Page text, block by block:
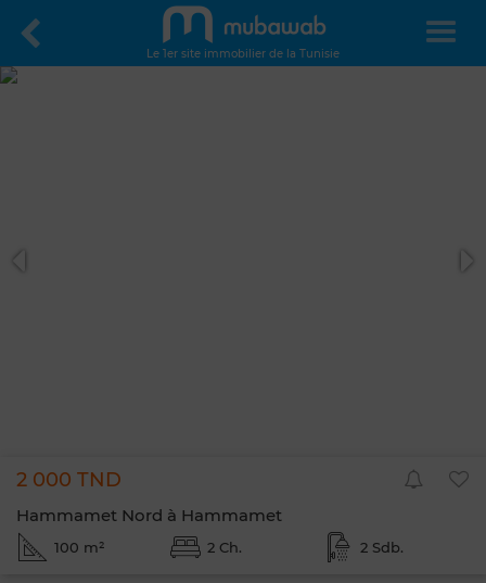
Le 1er site immobilier de la Tunisie
2 000 TND
Hammamet Nord à Hammamet
100 m² 2 Ch. 2 Sdb.